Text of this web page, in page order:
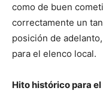
como de buen
correctamente un
posición de
para el elenco local.
Hito histórico para